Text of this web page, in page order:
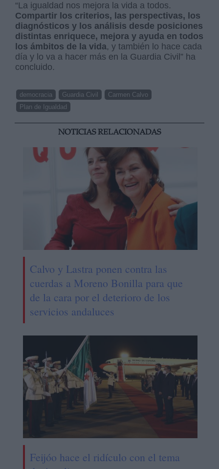
“La igualdad nos mejora la vida a todos.
Compartir los criterios, las perspectivas, los
diagnósticos y los análisis desde posiciones
distintas enriquece, mejora y ayuda en todos
los ámbitos de la vida, y también lo hace cada
día y lo va a hacer más en la Guardia Civil” ha
concluido.
democracia Guardia Civil
Carmen Calvo
Plan de Igualdad
NOTICIAS RELACIONADAS
Calvo y Lastra ponen contra las
cuerdas a Moreno Bonilla para que
de la cara por el deterioro de los
servicios andaluces
Feijóo hace el ridículo con el tema